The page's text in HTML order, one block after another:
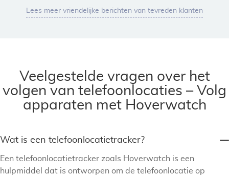
Lees meer vriendelijke berichten van tevreden klanten
Veelgestelde vragen over het
volgen van telefoonlocaties – Volg
apparaten met Hoverwatch
Wat is een telefoonlocatietracker?
Een telefoonlocatietracker zoals Hoverwatch is een
hulpmiddel dat is ontworpen om de telefoonlocatie op